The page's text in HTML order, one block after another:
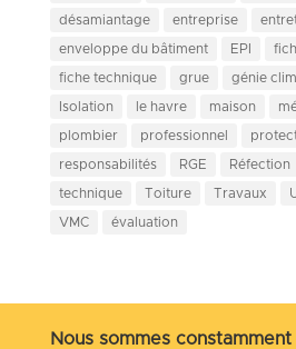
désamiantage entreprise
enveloppe du bâtiment EPI
fiche technique grue génie
Isolation le havre maison
plombier professionnel
responsabilités RGE Réfection
technique Toiture Travaux
VMC évaluation
Nous sommes